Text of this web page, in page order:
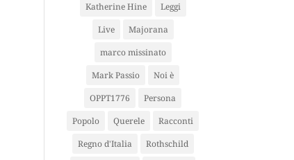
Katherine Hine
Leggi
Live
Majorana
marco missinato
Mark Passio
Noi è
OPPT1776
Persona
Popolo
Querele
Racconti
Regno d'Italia
Rothschild